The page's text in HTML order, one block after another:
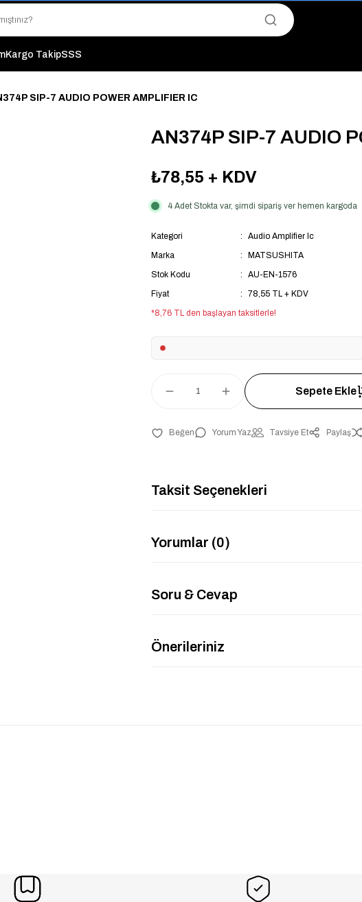
"Saat 14:00'a Kadar Verilen Siparişlerde Aynı Gün Kargo Avantajı!
"Binlerce Ürün Çeşitliliği ile Stoktan Hemen Teslim."
"Toptan Fiyatına Perakende Satış Avantajını Kaçırmayın!"
"Üyelere Özel: Stok Önceliği ve Proje Fiyatları."
Kargo TakipSSS
SIP-7 AUDIO POWER AMPLIFIER IC
AN374P SIP-7 AUDIO
₺78,55 + KDV
4 Adet Stokta var, şimdi sipariş ver hemen kargoda
Kategori
Audio Amplifier Ic
Marka
MATSUSHITA
Stok Kodu
AU-EN-1576
Fiyat
78,55 TL + KDV
*8,76 TL den başlayan taksitlerle!
Sepete Ekle
Yorum Yaz Tavsiye Et Paylaş
Taksit Seçenekleri
Yorumlar (0)
Soru & Cevap
Önerileriniz